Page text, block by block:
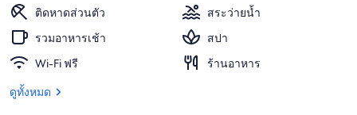
ติดหาดส่วนตัว
สระว่ายน้ำ
รวมอาหารเช้า
สปา
Wi-Fi ฟรี
ร้านอาหาร
ดูทั้งหมด